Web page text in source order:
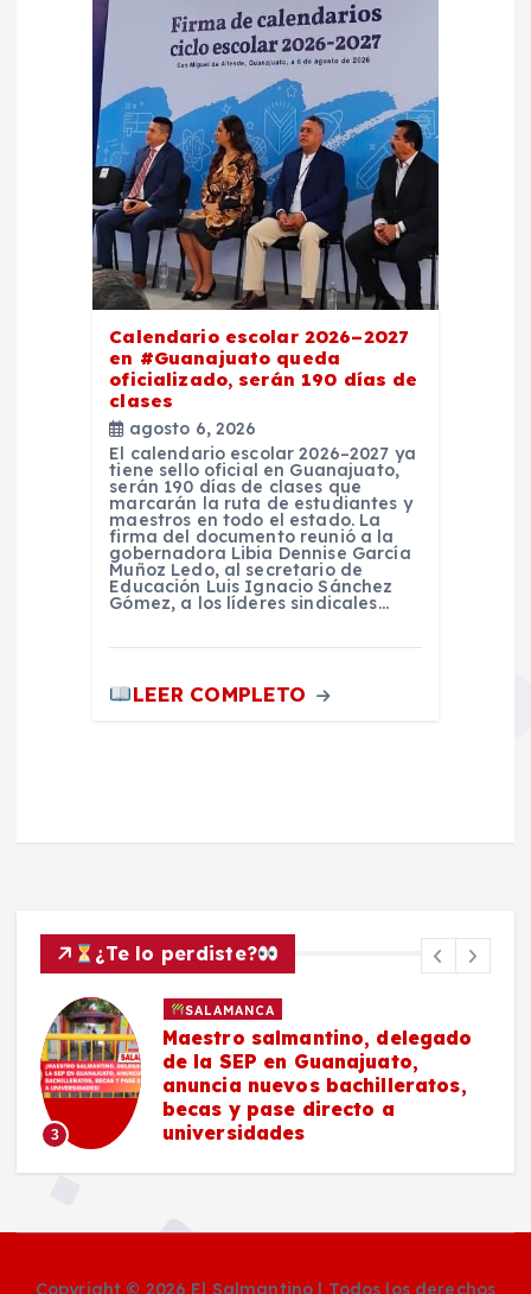
Calendario escolar 2026–2027
en #Guanajuato queda
oficializado, serán 190 días de
clases
agosto 6, 2026
El calendario escolar 2026–2027 ya
tiene sello oficial en Guanajuato,
serán 190 días de clases que
marcarán la ruta de estudiantes y
maestros en todo el estado. La
firma del documento reunió a la
gobernadora Libia Dennise García
Muñoz Ledo, al secretario de
Educación Luis Ignacio Sánchez
Gómez, a los líderes sindicales…
LEER COMPLETO
¿Te lo perdiste?
3
SALAMANCA
Maestro salmantino, delegado
de la SEP en Guanajuato,
anuncia nuevos bachilleratos,
becas y pase directo a
universidades
Copyright © 2026 El Salmantino | Todos los derechos